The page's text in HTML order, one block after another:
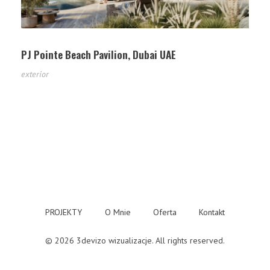
PJ Pointe Beach Pavilion, Dubai UAE
exterior
PROJEKTY O Mnie Oferta Kontakt
© 2026 3devizo wizualizacje. All rights reserved.